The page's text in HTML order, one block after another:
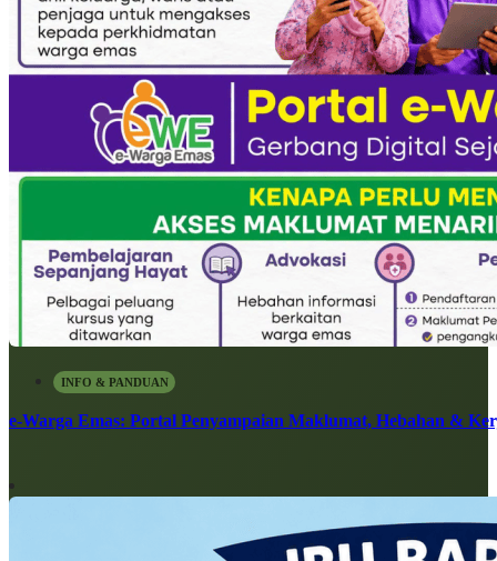
INFO & PANDUAN
e-Warga Emas: Portal Penyampaian Maklumat, Hebahan &